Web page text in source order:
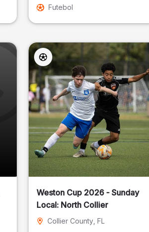
Futebol
Weston Cup 2026 - Sunday
Local: North Collier
Collier County, FL